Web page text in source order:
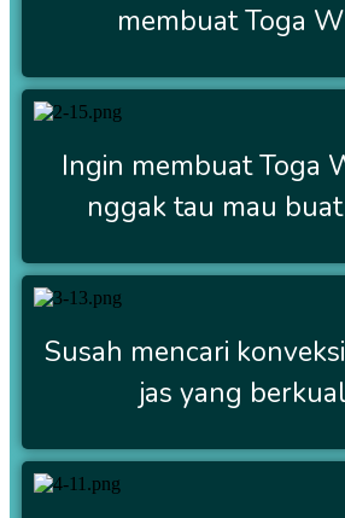
membuat Toga
Ingin membuat Toga
nggak tau mau
Susah mencari
jas yang